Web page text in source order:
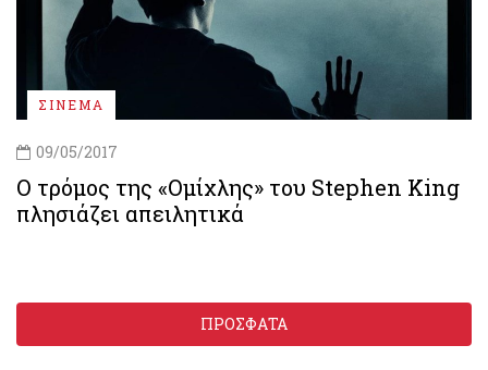
ΣΙΝΕΜΑ
09/05/2017
Ο τρόμος της «Ομίχλης» του Stephen King
πλησιάζει απειλητικά
ΠΡΟΣΦΑΤΑ